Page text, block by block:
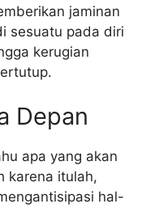
jaminan
sesuatu pada diri
kerugian
Depan
apa yang akan
karena itulah,
hal-